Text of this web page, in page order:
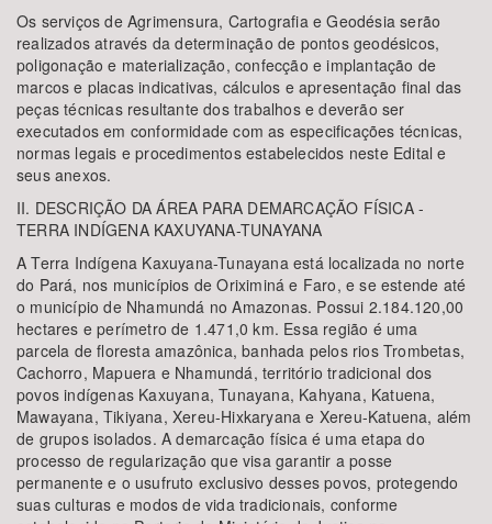
Os serviços de Agrimensura, Cartografia e Geodésia serão
realizados através da determinação de pontos geodésicos,
poligonação e materialização, confecção e implantação de
marcos e placas indicativas, cálculos e apresentação final das
peças técnicas resultante dos trabalhos e deverão ser
executados em conformidade com as especificações técnicas,
normas legais e procedimentos estabelecidos neste Edital e
seus anexos.
II. DESCRIÇÃO DA ÁREA PARA DEMARCAÇÃO FÍSICA -
TERRA INDÍGENA KAXUYANA-TUNAYANA
A Terra Indígena Kaxuyana-Tunayana está localizada no norte
do Pará, nos municípios de Oriximiná e Faro, e se estende até
o município de Nhamundá no Amazonas. Possui 2.184.120,00
hectares e perímetro de 1.471,0 km. Essa região é uma
parcela de floresta amazônica, banhada pelos rios Trombetas,
Cachorro, Mapuera e Nhamundá, território tradicional dos
povos indígenas Kaxuyana, Tunayana, Kahyana, Katuena,
Mawayana, Tikiyana, Xereu-Hixkaryana e Xereu-Katuena, além
de grupos isolados. A demarcação física é uma etapa do
processo de regularização que visa garantir a posse
permanente e o usufruto exclusivo desses povos, protegendo
suas culturas e modos de vida tradicionais, conforme